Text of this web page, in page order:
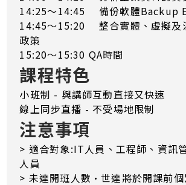
14:25～14:45 備份軟體Backup
14:45～15:20 整合實體、虛擬及
政策
15:20～15:30 QA時間
課程特色
小班制 - 與講師互動直接又快速
線上同步直播 - 不受場地限制
注意事項
> 適合對象:IT人員、工程師、資訊
人員
> 未達開班人數·世達將於開課前